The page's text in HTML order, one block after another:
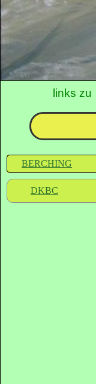
links zu
BERCHING
DKBC